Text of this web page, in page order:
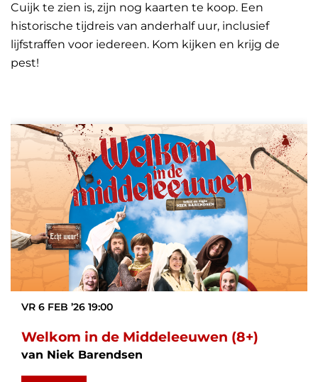
Cuijk te zien is, zijn nog kaarten te koop. Een
historische tijdreis van anderhalf uur, inclusief
lijfstraffen voor iedereen. Kom kijken en krijg de
pest!
Welkom in de Middeleeuwen (8+)
van Niek Barendsen
VR 6 FEB ’26 19:00